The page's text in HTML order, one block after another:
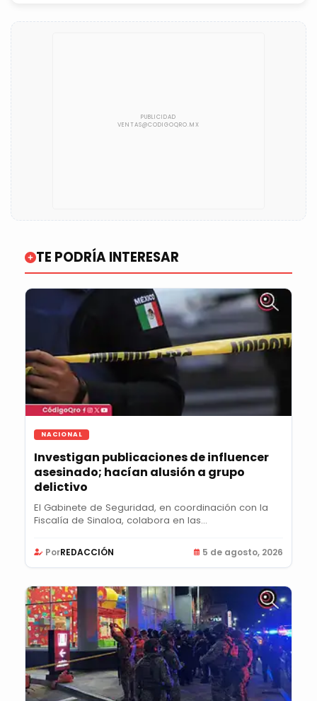
TE PODRÍA INTERESAR
NACIONAL
Investigan publicaciones de influencer
asesinado; hacían alusión a grupo
delictivo
El Gabinete de Seguridad, en coordinación con la
Fiscalía de Sinaloa, colabora en las...
PorREDACCIÓN 5 de agosto, 2026